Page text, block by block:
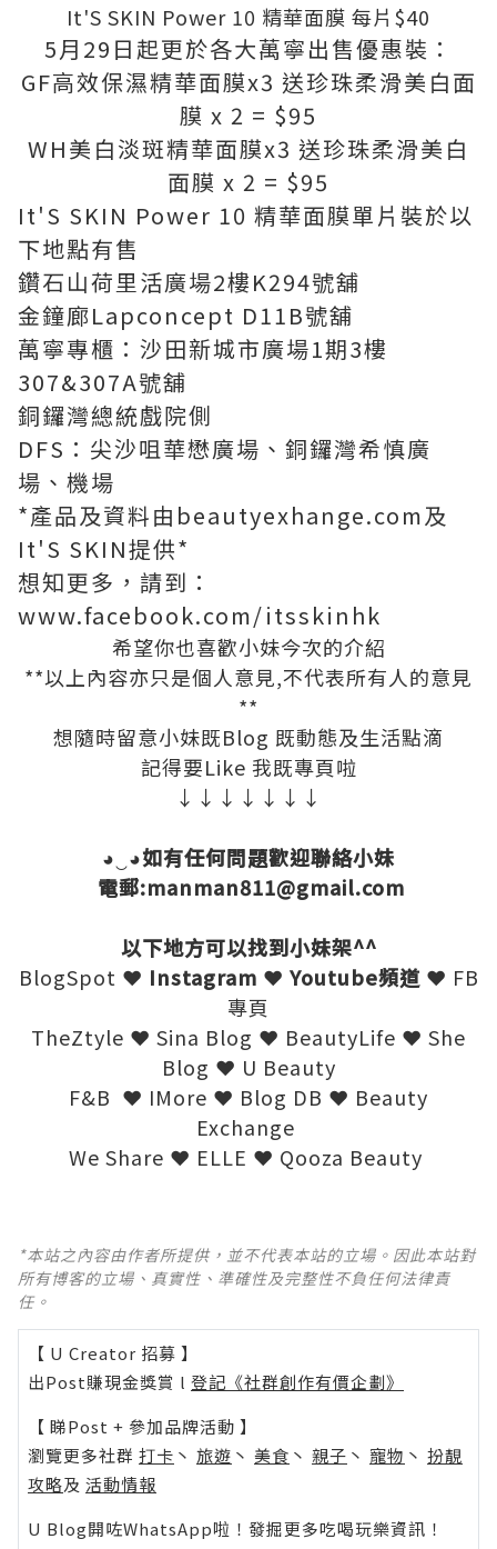
It'S SKIN Power 10 精華面膜 每片$40
5月29日起更於各大萬寧出售優惠裝：
GF高效保濕精華面膜x3 送珍珠柔滑美白面
膜 x 2 = $95
WH美白淡斑精華面膜x3 送珍珠柔滑美白
面膜 x 2 = $95
It'S SKIN Power 10 精華面膜單片裝於以
下地點有售
鑽石山荷里活廣場2樓K294號舖
金鐘廊Lapconcept D11B號舖
萬寧專櫃：沙田新城市廣場1期3樓
307&307A號舖
銅鑼灣總統戲院側
DFS：尖沙咀華懋廣場、銅鑼灣希慎廣
場、機場
*產品及資料由beautyexhange.com及
It'S SKIN提供*
想知更多，請到：
www.facebook.com/itsskinhk
希望你也喜歡小妹今次的介紹
**以上內容亦只是個人意見,不代表所有人的意見
**
想隨時留意小妹既Blog 既動態及生活點滴
記得要Like 我既專頁啦
↓↓↓↓↓↓↓
◕‿◕如有任何問題歡迎聯絡小妹
電郵:manman811@gmail.com
以下地方可以找到小妹架^^
BlogSpot ❤ Instagram ❤ Youtube頻道 ❤ FB
專頁
TheZtyle ❤ Sina Blog ❤ BeautyLife ❤ She
Blog ❤ U Beauty
F&B ❤ IMore ❤ Blog DB ❤ Beauty
Exchange
We Share ❤ ELLE ❤ Qooza Beauty
*本站之內容由作者所提供，並不代表本站的立場。因此本站對
所有博客的立場、真實性、準確性及完整性不負任何法律責
任。
【 U Creator 招募 】
出Post賺現金獎賞 l 登記《社群創作有價企劃》
【 睇Post + 參加品牌活動 】
瀏覽更多社群 打卡 丶 旅遊 丶 美食 丶 親子 丶 寵物 丶 扮靚
攻略及 活動情報
U Blog開咗WhatsApp啦！發掘更多吃喝玩樂資訊！